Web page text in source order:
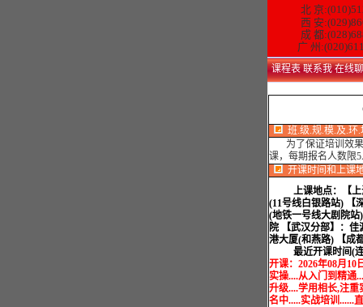
北 京
西 安
成 都
广 州
课程表 联系我 在线聊
班.级.规.模.及.环.
为了保证培训效果
课，每期报名人数限
开课时间和上课
上课地点：
【
(11号线白银路站) 【
(地铁一号线大剧院
院 【武汉分部】：
港大厦(和燕路) 【成
最近开课时间(
开课： 2026年08月10
实操....从入门到精通
升级....学用相长,注
名中.....实战培训......